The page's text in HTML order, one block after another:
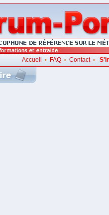
Accueil • FAQ •Contact•